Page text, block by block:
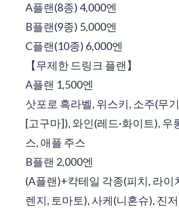
A플랜(8종) 4,000엔
B플랜(9종) 5,000엔
C플랜(10종) 6,000엔
【무제한 드링크 플랜】
A플랜 1,500엔
삿포로 흑라벨, 위스키, 소주(무
[고구마]), 와인(레드·화이트), 우
스, 애플 주스
B플랜 2,000엔
(A플랜)+칵테일 각종(피치, 라이
렌지, 토마토), 사케(니혼슈), 진